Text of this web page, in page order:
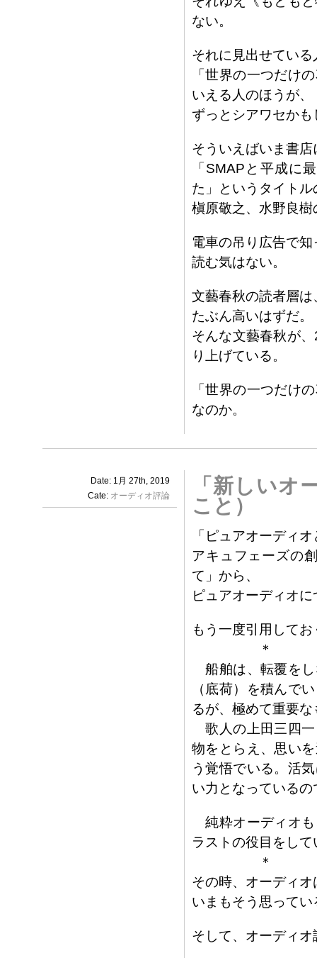
ない。
それに見出せている
「世界の一つだけ
いえる人のほうが、
ずっとシアワセかも
そういえばいま書
「SMAPと平成に
た」というタイトル
槇原敬之、水野良
電車の吊り広告で知
読む気はない。
文藝春秋の読者層
たぶん高いはずだ。
そんな文藝春秋が
り上げている。
「世界の一つだけ
なのか。
Date: 1月 27th, 2019
Cate: オーディオ評論
「新しいオ
こと）
「ピュアオーディ
アキュフェーズの
て」から、
ピュアオーディオ
もう一度引用してお
＊
船舶は、転覆をし
（底荷）を積んで
るが、極めて重要
歌人の上田三四一
物をとらえ、思い
う覚悟でいる。活
い力となっている
純粋オーディオも
ラストの役目をし
＊
その時、オーディ
いまもそう思ってい
そして、オーディ